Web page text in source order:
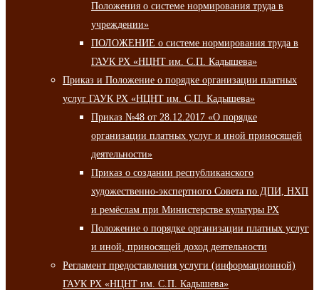
Положения о системе нормирования труда в
учреждении»
ПОЛОЖЕНИЕ о системе нормирования труда в
ГАУК РХ «НЦНТ им. С.П. Кадышева»
Приказ и Положение о порядке организации платных
услуг ГАУК РХ «НЦНТ им. С.П. Кадышева»
Приказ №48 от 28.12.2017 «О порядке
организации платных услуг и иной приносящей
деятельности»
Приказ о создании республиканского
художественно-экспертного Совета по ДПИ, НХП
и ремёслам при Министерстве культуры РХ
Положение о порядке организации платных услуг
и иной, приносящей доход деятельности
Регламент предоставления услуги (информационной)
ГАУК РХ «НЦНТ им. С.П. Кадышева»